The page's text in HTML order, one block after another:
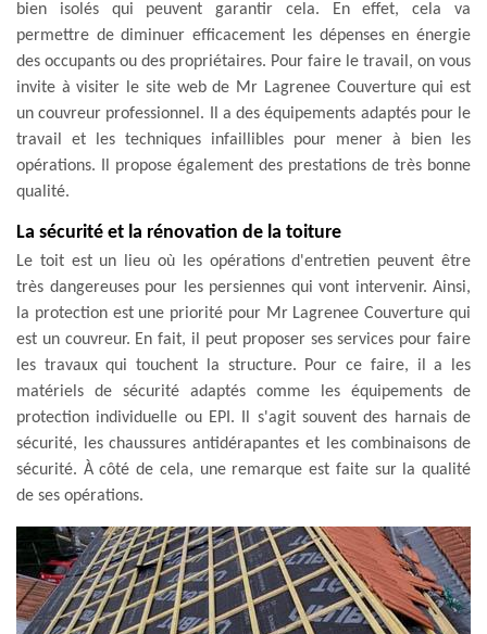
bien isolés qui peuvent garantir cela. En effet, cela va
permettre de diminuer efficacement les dépenses en énergie
des occupants ou des propriétaires. Pour faire le travail, on vous
invite à visiter le site web de Mr Lagrenee Couverture qui est
un couvreur professionnel. Il a des équipements adaptés pour le
travail et les techniques infaillibles pour mener à bien les
opérations. Il propose également des prestations de très bonne
qualité.
La sécurité et la rénovation de la toiture
Le toit est un lieu où les opérations d'entretien peuvent être
très dangereuses pour les persiennes qui vont intervenir. Ainsi,
la protection est une priorité pour Mr Lagrenee Couverture qui
est un couvreur. En fait, il peut proposer ses services pour faire
les travaux qui touchent la structure. Pour ce faire, il a les
matériels de sécurité adaptés comme les équipements de
protection individuelle ou EPI. Il s'agit souvent des harnais de
sécurité, les chaussures antidérapantes et les combinaisons de
sécurité. À côté de cela, une remarque est faite sur la qualité
de ses opérations.